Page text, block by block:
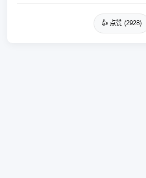
👍 点赞 (2928)